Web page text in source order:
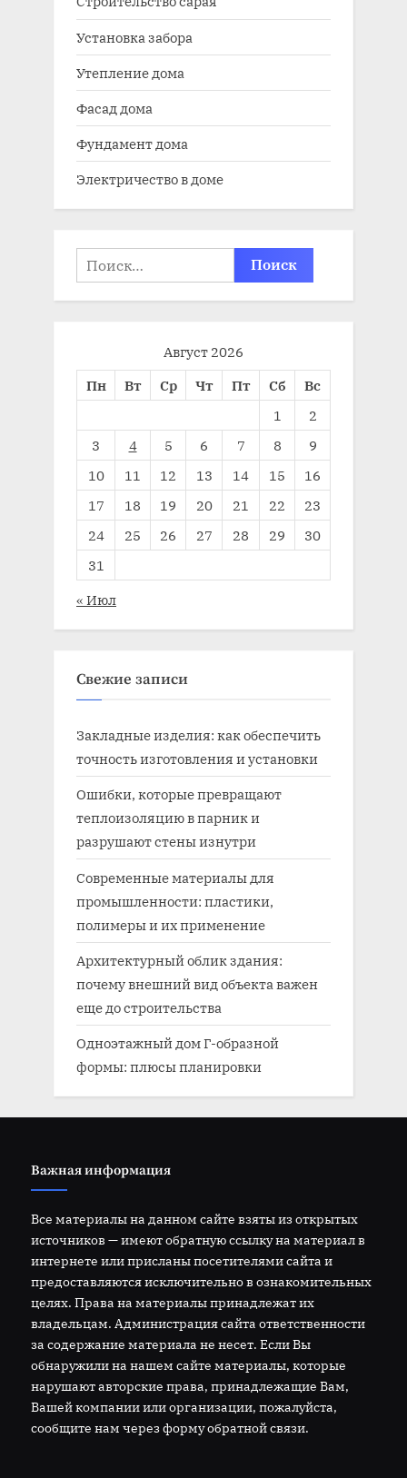
Установка забора
Утепление дома
Фасад дома
Фундамент дома
Электричество в доме
Найти:
Август 2026
Пн
Вт Ср Чт Пт Сб
Вс
1
2
3
4 5 6 7 8
9
10
11 12 13 14 15
16
17
18 19 20 21 22
23
24
25 26 27 28 29
30
31
« Июл
Свежие записи
Закладные изделия: как обеспечить
точность изготовления и установки
Ошибки, которые превращают
теплоизоляцию в парник и
разрушают стены изнутри
Современные материалы для
промышленности: пластики,
полимеры и их применение
Архитектурный облик здания:
почему внешний вид объекта важен
еще до строительства
Одноэтажный дом Г-образной
формы: плюсы планировки
Важная информация
Все материалы на данном сайте взяты из открытых
источников — имеют обратную ссылку на материал в
интернете или присланы посетителями сайта и
предоставляются исключительно в ознакомительных
целях. Права на материалы принадлежат их
владельцам. Администрация сайта ответственности
за содержание материала не несет. Если Вы
обнаружили на нашем сайте материалы, которые
нарушают авторские права, принадлежащие Вам,
Вашей компании или организации, пожалуйста,
сообщите нам через форму обратной связи.